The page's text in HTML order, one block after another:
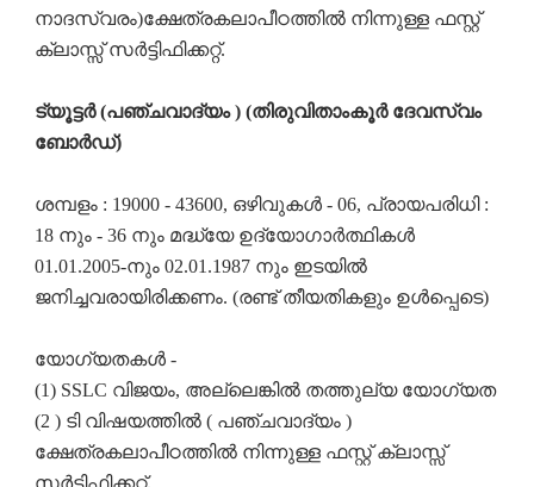
നാദസ്വരം)ക്ഷേത്രകലാപീഠത്തിൽ നിന്നുള്ള ഫസ്റ്റ്
ക്ലാസ്സ് സർട്ടിഫിക്കറ്റ്.
ട്യൂട്ടർ (പഞ്ചവാദ്യം ) (തിരുവിതാംകൂർ ദേവസ്വം
ബോർഡ്)
ശമ്പളം : 19000 - 43600, ഒഴിവുകൾ - 06, പ്രായപരിധി :
18 നും - 36 നും മദ്ധ്യേ ഉദ്യോഗാർത്ഥികൾ
01.01.2005-നും 02.01.1987 നും ഇടയിൽ
ജനിച്ചവരായിരിക്കണം. (രണ്ട് തീയതികളും ഉൾപ്പെടെ)
യോഗ്യതകൾ -
(1) SSLC വിജയം, അല്ലെങ്കിൽ തത്തുല്യ യോഗ്യത
(2 ) ടി വിഷയത്തിൽ ( പഞ്ചവാദ്യം )
ക്ഷേത്രകലാപീഠത്തിൽ നിന്നുള്ള ഫസ്റ്റ് ക്ലാസ്സ്